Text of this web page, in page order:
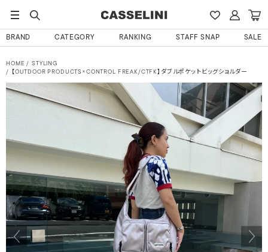
BRAND CATEGORY RANKING STAFF SNAP SALE
HOME
STYLING
【OUTDOOR PRODUCTS×CONTROL FREAK/CTFK】ダブルポケットビッグショルダー